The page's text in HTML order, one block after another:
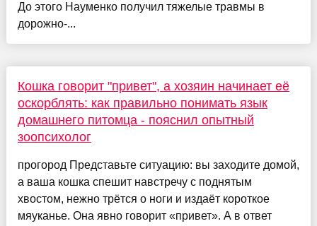
До этого Науменко получил тяжелые травмы в
дорожно-...
Кошка говорит "привет", а хозяин начинает её
оскорблять: как правильно понимать язык
домашнего питомца - пояснил опытный
зоопсихолог
прогород Представьте ситуацию: вы заходите домой,
а ваша кошка спешит навстречу с поднятым
хвостом, нежно трётся о ноги и издаёт короткое
мяуканье. Она явно говорит «привет». А в ответ